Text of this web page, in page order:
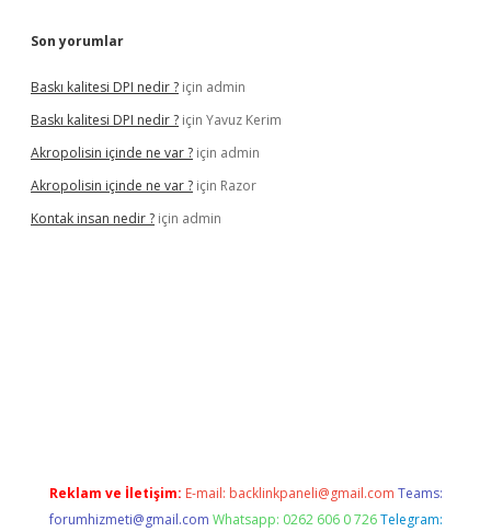
Son yorumlar
Baskı kalitesi DPI nedir ? için admin
Baskı kalitesi DPI nedir ? için Yavuz Kerim
Akropolisin içinde ne var ? için admin
Akropolisin içinde ne var ? için Razor
Kontak insan nedir ? için admin
Reklam ve İletişim: E-mail: backlinkpaneli@gmail.com Teams:
forumhizmeti@gmail.com Whatsapp: 0262 606 0 726 Telegram: